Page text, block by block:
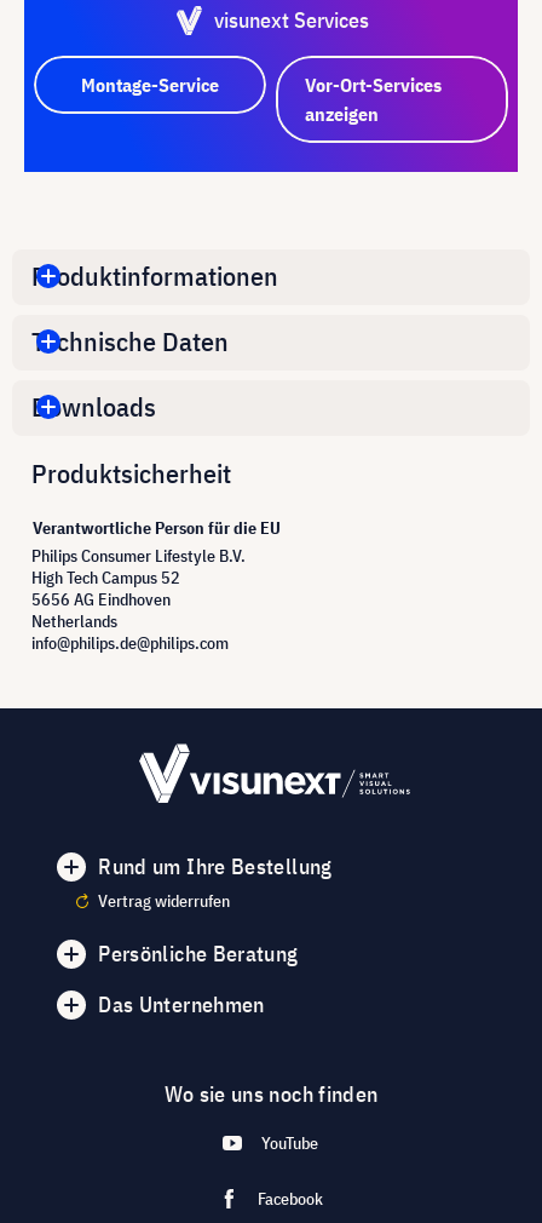
visunext Services
Montage-Service
Vor-Ort-Services
anzeigen
Produktinformationen
Technische Daten
Downloads
Produktsicherheit
Verantwortliche Person für die EU
Philips Consumer Lifestyle B.V.
High Tech Campus 52
5656 AG Eindhoven
Netherlands
info@philips.de@philips.com
Rund um Ihre Bestellung
Vertrag widerrufen
Persönliche Beratung
Das Unternehmen
Wo sie uns noch finden
YouTube
Facebook